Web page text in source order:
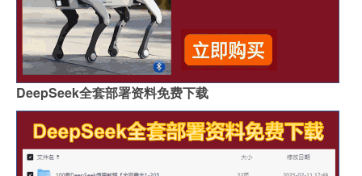
DeepSeek全套部署资料免费下载